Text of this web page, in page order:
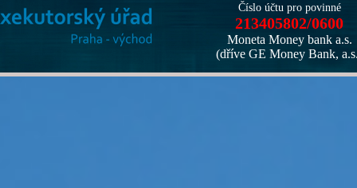
Číslo účtu pro povinné
213405802/0600
Moneta Money bank a.s.
(dříve GE Money Bank,